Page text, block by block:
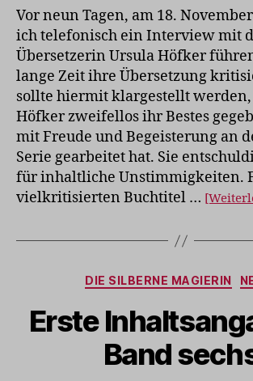
Vor neun Tagen, am 18.
ich telefonisch ein Interview mit
Übersetzerin Ursula Höfker
lange Zeit ihre Übersetzung
sollte hiermit klargestellt werden,
Höfker zweifellos ihr Bestes
mit Freude und Begeisterung an
Serie gearbeitet hat. Sie
für inhaltliche Unstimmigkeiten.
vielkritisierten Buchtitel …
Kategorien
DIE SILBERNE MAGIERIN
Erste
Band